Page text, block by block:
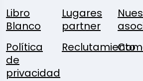
Libro
Blanco
Lugares
partner
Política
de
privacidad
Reclutamiento